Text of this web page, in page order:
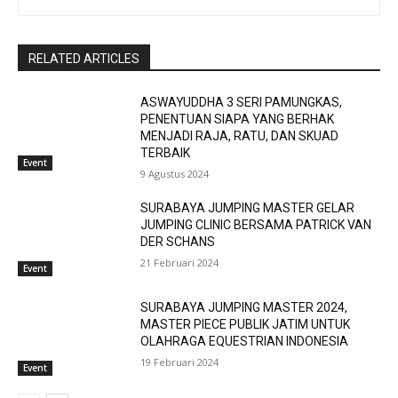
RELATED ARTICLES
Event
ASWAYUDDHA 3 SERI PAMUNGKAS,
PENENTUAN SIAPA YANG BERHAK
MENJADI RAJA, RATU, DAN SKUAD
TERBAIK
9 Agustus 2024
Event
SURABAYA JUMPING MASTER GELAR
JUMPING CLINIC BERSAMA PATRICK VAN
DER SCHANS
21 Februari 2024
Event
SURABAYA JUMPING MASTER 2024,
MASTER PIECE PUBLIK JATIM UNTUK
OLAHRAGA EQUESTRIAN INDONESIA
19 Februari 2024